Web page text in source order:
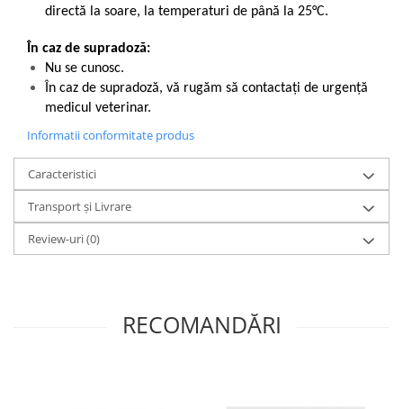
directă la soare, la temperaturi de până la 25°C.
În caz de supradoză:
Nu se cunosc.
În caz de supradoză, vă rugăm să contactați de urgență
medicul veterinar.
Informatii conformitate produs
Caracteristici
Transport și Livrare
Review-uri(0)
RECOMANDĂRI